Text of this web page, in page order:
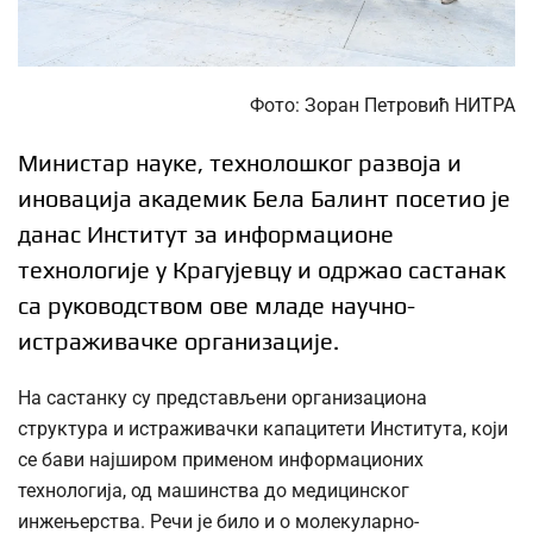
Фото: Зоран Петровић НИТРА
Министар науке, технолошког развоја и
иновација академик Бела Балинт посетио је
данас Институт за информационе
технологије у Крагујевцу и одржао састанак
са руководством ове младе научно-
истраживачке организације.
На састанку су представљени организациона
структура и истраживачки капацитети Института, који
се бави најширом применом информационих
технологија, од машинства до медицинског
инжењерства. Речи је било и о молекуларно-